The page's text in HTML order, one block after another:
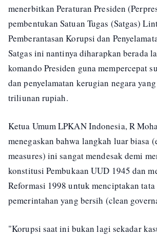
menerbitkan Peraturan Presiden
pembentukan Satuan Tugas (Satgas)
Pemberantasan Korupsi dan
Satgas ini nantinya diharapkan berada
komando Presiden guna mempercepat
dan penyelamatan kerugian negara
triliunan rupiah.
Ketua Umum LPKAN Indonesia, R
menegaskan bahwa langkah luar biasa
measures) ini sangat mendesak demi
konstitusi Pembukaan UUD 1945 dan
Reformasi 1998 untuk menciptakan
pemerintahan yang bersih (clean
"Korupsi saat ini bukan lagi sekadar